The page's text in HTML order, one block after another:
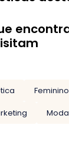
Feminino
Moda